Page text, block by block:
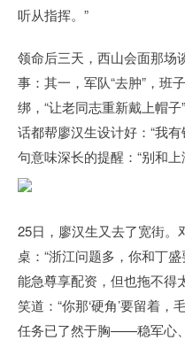
听从指挥。”
领命后三天，西山会面那场
事：其一，军队“去肿”，班
绑，“让老同志重新戴上帽
话都帮廖汉生设计好：“我
句意味深长的提醒：“别和
25日，廖汉生又去了宽街。
桌：“浙江问题多，你和丁
能急尊享配资，但也拖不得
笑道：“你那‘硬角’要留着，
任务已了然于胸——稳军心